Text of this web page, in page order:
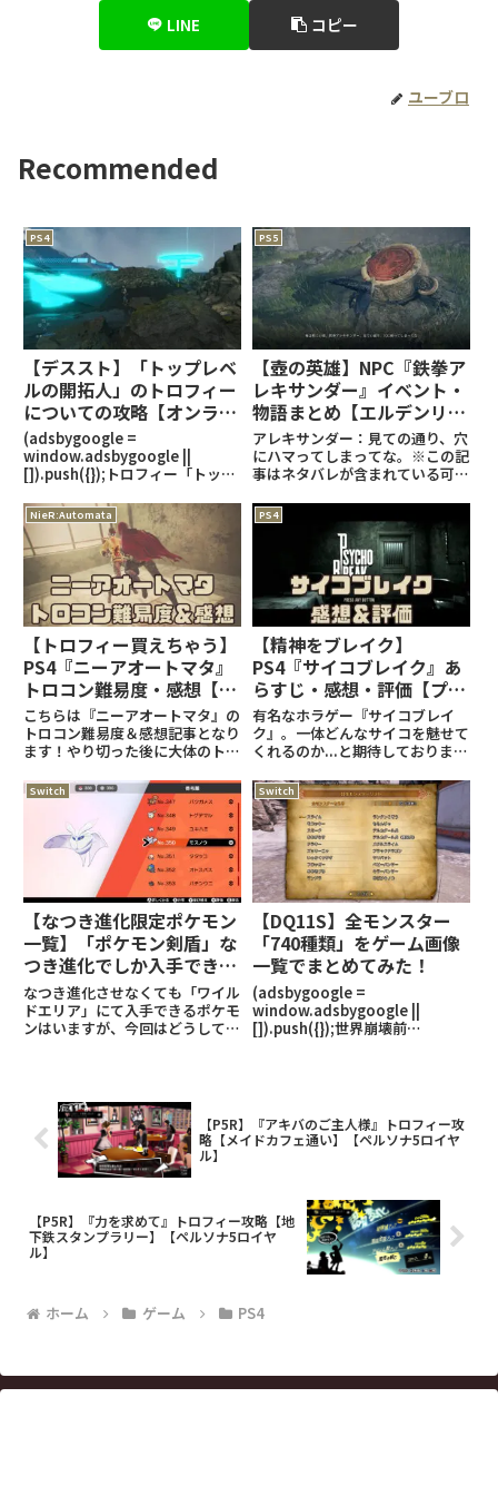
LINE コピー
ユーブロ
Recommended
PS4
【デススト】「トップレベ
ルの開拓人」のトロフィー
についての攻略【オンライ
ン建築物は可能か？】
(adsbygoogle =
window.adsbygoogle ||
[]).push({});トロフィー「トップ
る建築物を全種最大まで強化した
これは、・ポスト・簡易観測塔・
橋・発電機・セーフハウス・時雨
シ
PS5
【壺の英雄】NPC『鉄拳ア
レキサンダー』イベント・
物語まとめ【エルデンリン
グ攻略】
アレキサンダー：見ての通り、穴
にハマってしまってな。※この記
事はネタバレが含まれている可能
ちら！：エルデンリング関連の記
事はこちら！： (adsbygoogle
= window.adsbygoogle ||
NieR:Automata
【トロフィー買えちゃう】
PS4『ニーアオートマタ』
トロコン難易度・感想【ト
ロフィー記事】
こちらは『ニーアオートマタ』の
トロコン難易度＆感想記事となり
ます！やり切った後に大体のトロ
※この記事はネタバレが含まれて
いる可能性があります。『ニーア
オートマタ』関連の記事はこち
ら！トロコンチャート記事はこち
PS4
【精神をブレイク】
PS4『サイコブレイク』あ
らすじ・感想・評価【プレ
イ感想】
有名なホラゲー『サイコブレイ
ク』。一体どんなサイコを魅せて
くれるのか...と期待しておりまし
ム。クラシック『月の光』を聞い
て、心安らぎましょう...※この記
事はネタバレが含まれている可能
性があります。『サイコブ
Switch
【なつき進化限定ポケモン
一覧】「ポケモン剣盾」な
つき進化でしか入手できな
いポケモン一覧
なつき進化させなくても「ワイル
ドエリア」にて入手できるポケモ
ンはいますが、今回はどうしても
window.adsbygoogle ||
[]).pus
Switch
【DQ11S】全モンスター
「740種類」をゲーム画像
一覧でまとめてみた！
(adsbygoogle =
window.adsbygoogle ||
[]).push({});世界崩壊前
【P5R】『アキバのご主人様』トロフィー攻
略【メイドカフェ通い】【ペルソナ5ロイヤ
ル】
【P5R】『力を求めて』トロフィー攻略【地
下鉄スタンプラリー】【ペルソナ5ロイヤ
ル】
ホーム ゲーム PS4